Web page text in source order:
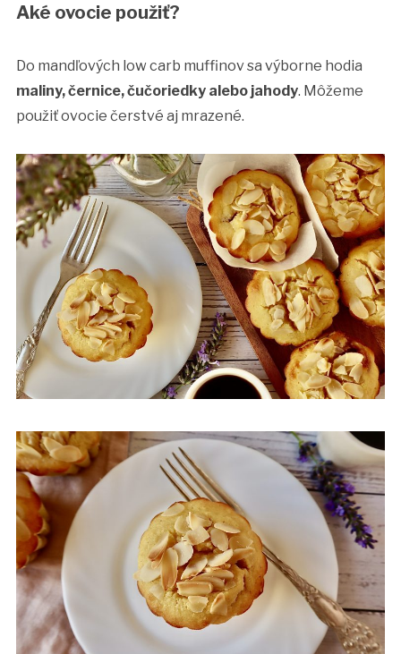
Aké ovocie použiť?
Do mandľových low carb muffinov sa výborne hodia
maliny, černice, čučoriedky alebo jahody. Môžeme
použiť ovocie čerstvé aj mrazené.